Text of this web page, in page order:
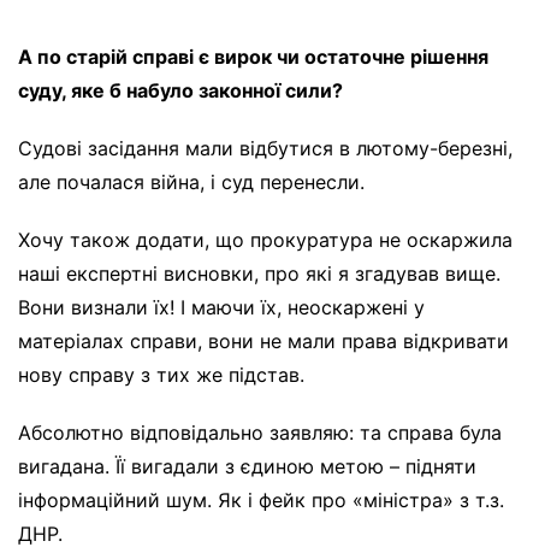
А по старій справі є вирок чи остаточне рішення
суду, яке б набуло законної сили?
Судові засідання мали відбутися в лютому-березні,
але почалася війна, і суд перенесли.
Хочу також додати, що прокуратура не оскаржила
наші експертні висновки, про які я згадував вище.
Вони визнали їх! І маючи їх, неоскаржені у
матеріалах справи, вони не мали права відкривати
нову справу з тих же підстав.
Абсолютно відповідально заявляю: та справа була
вигадана. Її вигадали з єдиною метою – підняти
інформаційний шум. Як і фейк про «міністра» з т.з.
ДНР.